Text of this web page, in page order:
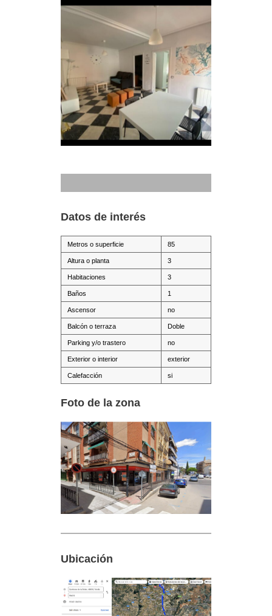
Datos de interés
Metros o superficie 85
Altura o planta 3
Habitaciones 3
Baños 1
Ascensor no
Balcón o terraza Doble
Parking y/o trastero no
Exterior o interior exterior
Calefacción si
Foto de la zona
Ubicación